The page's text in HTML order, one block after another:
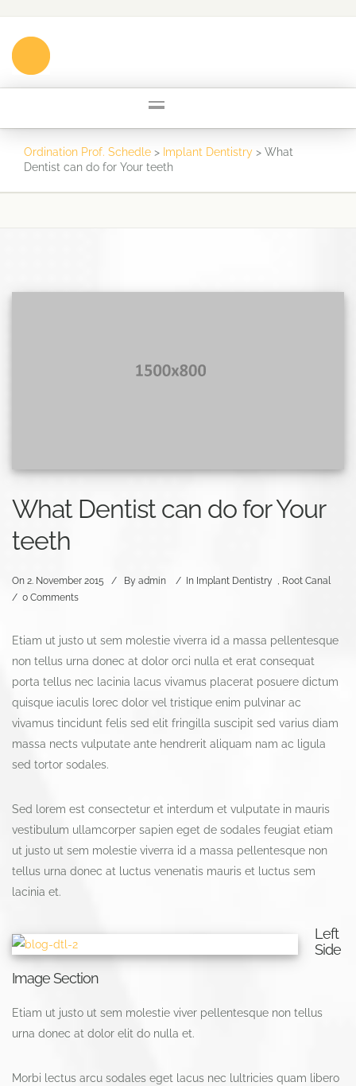
Ordination Prof. Schedle > Implant Dentistry > What
Dentist can do for Your teeth
What Dentist can do for Your
teeth
On 2. November 2015 / By admin / In Implant Dentistry , Root Canal
/ 0 Comments
Etiam ut justo ut sem molestie viverra id a massa pellentesque
non tellus urna donec at dolor orci nulla et erat consequat
porta tellus nec lacinia lacus vivamus placerat posuere dictum
quisque iaculis lorec dolor vel tristique enim pulvinar ac
vivamus tincidunt felis sed elit fringilla suscipit sed varius diam
massa nects vulputate ante hendrerit aliquam nam ac ligula
sed tortor sodales.
Sed lorem est consectetur et interdum et vulputate in mauris
vestibulum ullamcorper sapien eget de sodales feugiat etiam
ut justo ut sem molestie viverra id a massa pellentesque non
tellus urna donec at luctus venenatis mauris et luctus sem
lacinia et.
Left
Side
Image Section
Etiam ut justo ut sem molestie viver pellentesque non tellus
urna donec at dolor elit do nulla et.
Morbi lectus arcu sodales eget lacus nec lultricies quam libero